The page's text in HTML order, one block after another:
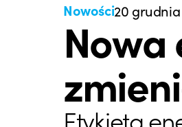
Nowości20 grudnia
Nowa
Etykieta